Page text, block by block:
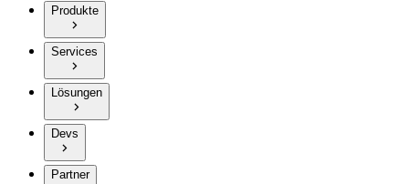
Produkte
Services
Lösungen
Devs
Partner